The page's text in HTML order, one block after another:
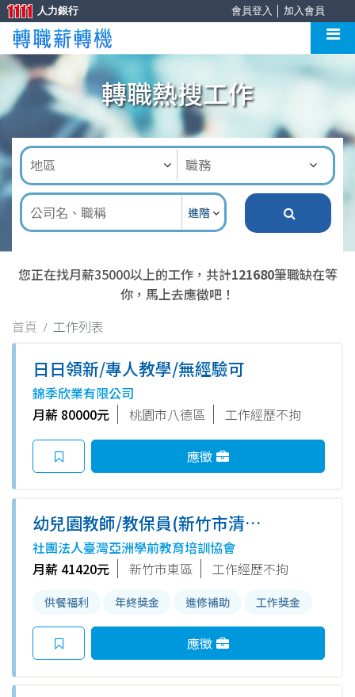
會員登入 加入會員
人力銀行
轉職熱搜工作
進階
您正在找月薪35000以上的工作，共計121680筆職缺在等
你，馬上去應徵吧！
首頁
工作列表
日日領新/專人教學/無經驗可
錦季欣業有限公司
月薪 80000元
桃園市八德區 工作經歷不拘
應徵
幼兒園教師/教保員(新竹市清華
員工子女非營利幼兒園)
社團法人臺灣亞洲學前教育培訓協會
月薪 41420元
新竹市東區 工作經歷不拘
供餐福利 年終獎金 進修補助 工作獎金
應徵